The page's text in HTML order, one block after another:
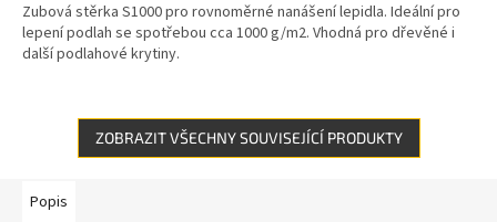
Zubová stěrka S1000 pro rovnoměrné nanášení lepidla. Ideální pro
lepení podlah se spotřebou cca 1000 g/m2. Vhodná pro dřevěné i
další podlahové krytiny.
ZOBRAZIT VŠECHNY SOUVISEJÍCÍ PRODUKTY
Popis